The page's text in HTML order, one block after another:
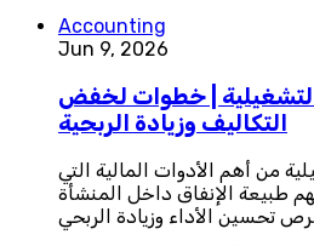
Accounting
Jun 9, 2026
| خطوات لخفض
التكاليف وزيادة الربحية
من أهم الأدوات المالية التي
طبيعة الإنفاق داخل المنشأة
تحسين الأداء وزيادة الربحي